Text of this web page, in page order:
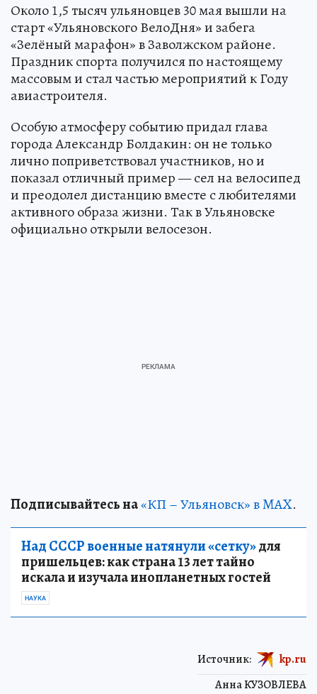
Около 1,5 тысяч ульяновцев 30 мая вышли на
старт «Ульяновского ВелоДня» и забега
«Зелёный марафон» в Заволжском районе.
Праздник спорта получился по настоящему
массовым и стал частью мероприятий к Году
авиастроителя.
Особую атмосферу событию придал глава
города Александр Болдакин: он не только
лично поприветствовал участников, но и
показал отличный пример — сел на велосипед
и преодолел дистанцию вместе с любителями
активного образа жизни. Так в Ульяновске
официально открыли велосезон.
Подписывайтесь на«КП – Ульяновск» в MAX.
Над СССР военные натянули «сетку»для
пришельцев: как страна 13 лет тайно
искала и изучала инопланетных гостей
НАУКА
Анна КУЗОВЛЕВА
Источник: kp.ru